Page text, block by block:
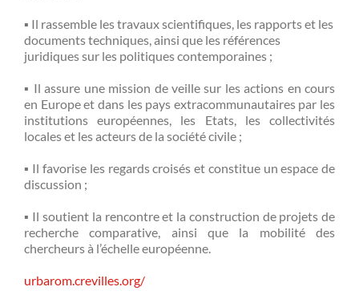
▪ Il rassemble les travaux scientifiques, les rapports et les
documents techniques, ainsi que les références
juridiques sur les politiques contemporaines ;
▪ Il assure une mission de veille sur les actions en cours
en Europe et dans les pays extracommunautaires par les
institutions européennes, les Etats, les collectivités
locales et les acteurs de la société civile ;
▪ Il favorise les regards croisés et constitue un espace de
discussion ;
▪ Il soutient la rencontre et la construction de projets de
recherche comparative, ainsi que la mobilité des
chercheurs à l’échelle européenne.
urbarom.crevilles.org/